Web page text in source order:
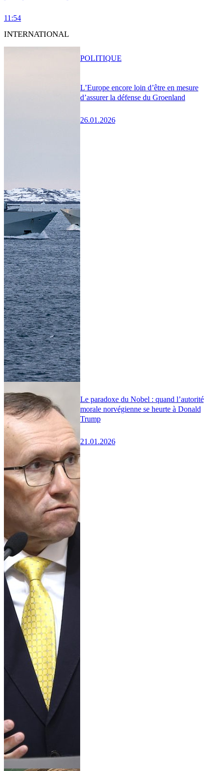
11:54
INTERNATIONAL
L’Europe encore loin d’être en mesure
d’assurer la défense du Groenland
26.01.2026
POLITIQUE
Le paradoxe du Nobel : quand l’autorité
morale norvégienne se heurte à Donald
Trump
21.01.2026